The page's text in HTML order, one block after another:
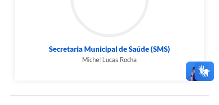
Secretaria Municipal de Saúde (SMS)
Michel Lucas Rocha